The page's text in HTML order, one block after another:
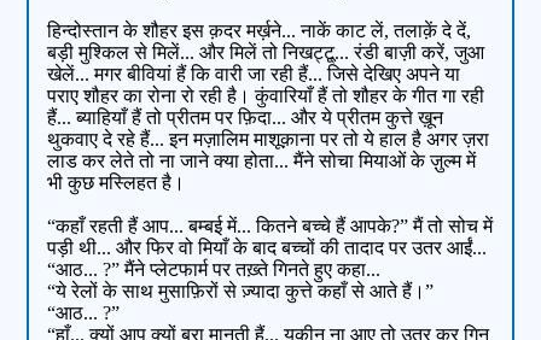
हिन्दोस्तान के शौहर इस क़दर मर्ख़ने... नाकें काट लें, तलाक़ें दे दें,
बड़ी मुश्किल से मिलें... और मिलें तो निखट्टू्... रंडी बाज़ी करें, जुआ
खेलें... मगर बीवियां हैं कि वारी जा रही हैं... जिसे देखिए अपने या
पराए शौहर का रोना रो रही है। कुंवारियाँ हैं तो शौहर के गीत गा रही
हैं... ब्याहियाँ हैं तो प्रीतम पर फ़िदा... और ये प्रीतम कुत्ते ख़ून
थुकवाए दे रहे हैं... इन मज़ालिम माशूक़ाना पर तो ये हाल है अगर ज़रा
लाड कर लेते तो ना जाने क्या होता... मैंने सोचा मियाओं के ज़ुल्म में
भी कुछ मस्लिहत है।
“कहाँ रहती हैं आप... बम्बई में... कितने बच्चे हैं आपके?” मैं तो सोच में
पड़ी थी... और फिर वो मियाँ के बाद बच्चों की तादाद पर उतर आईं...
“आठ... ?” मैंने प्लेटफार्म पर तख़्ते गिनते हुए कहा...
“ये रेलों के साथ मुसाफ़िरों से ज़्यादा कुत्ते कहाँ से आते हैं।”
“आठ... ?”
“हाँ... क्यों आप क्यों बुरा मानती हैं... यक़ीन ना आए तो उतर कर गिन